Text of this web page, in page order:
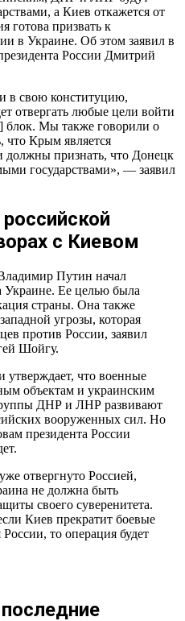
а Киев откажется от
готова призвать к
в Украине. Об этом заявил в
России Дмитрий
в свою конституцию,
отвергать любые цели войти
блок. Мы также говорили о
что Крым является
должны признать, что Донецк
государствами», — заявил
с Киевом
Путин начал
Ее целью была
страны. Она также
угрозы, которая
против России, заявил
Шойгу.
что военные
объектам и украинским
ДНР и ЛНР развивают
вооруженных сил. Но
президента России
отвергнуто Россией,
не должна быть
своего суверенитета.
Киев прекратит боевые
то операция будет